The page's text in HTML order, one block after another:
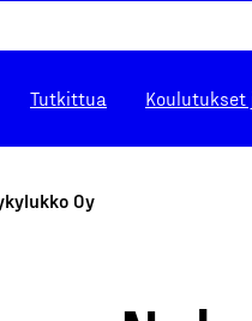
Tutkittua
Oy